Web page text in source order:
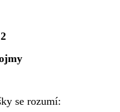
se rozumí: